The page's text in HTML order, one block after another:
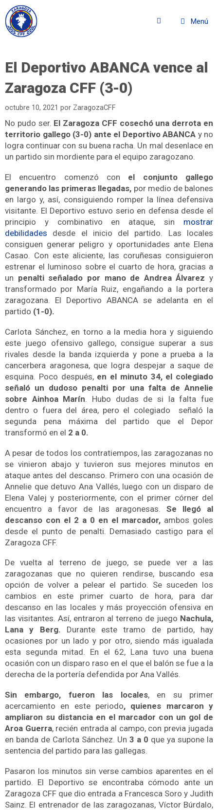
Menú
El Deportivo ABANCA vence al
Zaragoza CFF (3-0)
octubre 10, 2021 por ZaragozaCFF
No pudo ser. El Zaragoza CFF cosechó una derrota en
territorio gallego (3-0) ante el Deportivo ABANCA y no
logra continuar con su buena racha. Un mal desenlace en
un partido sin mordiente para el equipo zaragozano.
El encuentro comenzó con el conjunto gallego
generando las primeras llegadas, por medio de balones
en largo y, así, consiguiendo romper la línea defensiva
visitante. El Deportivo estuvo serio en defensa desde el
principio y combinativo en ataque, sin mostrar
debilidades desde el inicio del partido. Las locales
consiguen generar peligro y oportunidades ante Elena
Casao. Con este aliciente, las coruñesas consiguieron
estrenar el luminoso sobre el cuarto de hora, gracias a
un penalti señalado por mano de Andrea Álvarez y
transformado por María Ruiz, engañando a la portera
zaragozana. El Deportivo ABANCA se adelanta en el
partido (1-0).
Carlota Sánchez, en torno a la media hora y siguiendo
este juego ofensivo gallego, consigue superar a sus
rivales desde la banda izquierda y pone a prueba a la
cancerbera aragonesa, que logra despejar a saque de
esquina. Poco después, en el minuto 34, el colegiado
señaló un dudoso penalti por una falta de Annelie
sobre Ainhoa Marín. Hubo dudas de si la falta fue
dentro o fuera del área, pero el colegiado señaló la
segunda pena máxima del partido que el Depor
transformó en el 2 a 0.
A pesar de todos los contratiempos, las zaragozanas no
se vinieron abajo y tuvieron sus mejores minutos en
ataque antes del descanso. Primero con una ocasión de
Annelie que detuvo Ana Vallés, luego con un disparo de
Elena Valej y posteriormente, con el primer córner del
encuentro a favor de las aragonesas. Se llegó al
descanso con el 2 a 0 en el marcador, ambos goles
desde el punto de penalti. Demasiado castigo para el
Zaragoza CFF.
De vuelta al terreno de juego, se puede ver a las
zaragozanas que no quieren rendirse, buscando esa
opción de volver a pelear el partido. Se suceden los
cambios en este primer cuarto de hora, para dar
descanso en las locales y más proyección ofensiva en
las visitantes. Así, entraron al terreno de juego Nachula,
Lana y Berg. Durante este tramo de partido, hay
ocasiones por un lado y por otro, siendo más igualada
esta segunda mitad. En el 62, Lana tuvo una buena
ocasión con un disparo raso en el que el balón se fue a la
derecha de la portería defendida por Ana Vallés.
Sin embargo, fueron las locales, en su primer
acercamiento en este periodo, quienes marcaron y
ampliaron su distancia en el marcador con un gol de
Aroa Guerra, recién entrada al campo, con previa jugada
en banda de Carlota Sánchez. Un 3 a 0 que ya supone la
sentencia del partido para las gallegas.
Pasaron los minutos sin verse cambios aparentes en el
partido. El Deportivo se encontraba cómodo ante un
Zaragoza CFF que dio entrada a Francesca Soro y Judith
Sainz. El entrenador de las zaragozanas, Víctor Búrdalo,